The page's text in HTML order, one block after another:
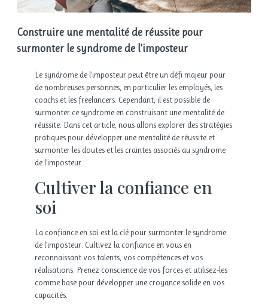
Construire une mentalité de réussite pour
surmonter le syndrome de l’imposteur
Le syndrome de l’imposteur peut être un défi majeur pour
de nombreuses personnes, en particulier les employés, les
coachs et les freelancers. Cependant, il est possible de
surmonter ce syndrome en construisant une mentalité de
réussite. Dans cet article, nous allons explorer des stratégies
pratiques pour développer une mentalité de réussite et
surmonter les doutes et les craintes associés au syndrome
de l’imposteur.
Cultiver la confiance en
soi
La confiance en soi est la clé pour surmonter le syndrome
de l’imposteur. Cultivez la confiance en vous en
reconnaissant vos talents, vos compétences et vos
réalisations. Prenez conscience de vos forces et utilisez-les
comme base pour développer une croyance solide en vos
capacités.